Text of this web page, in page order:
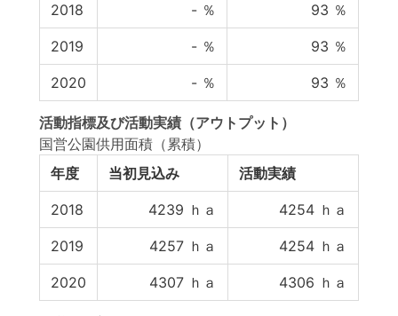
2018 - ％ 93 ％
2019 - ％ 93 ％
2020 - ％ 93 ％
活動指標及び活動実績 （アウトプット）
国営公園供用面積（累積）
年度
当初見込み 活動実績
2018 4239 ｈａ 4254 ｈａ
2019 4257 ｈａ 4254 ｈａ
2020 4307 ｈａ 4306 ｈａ